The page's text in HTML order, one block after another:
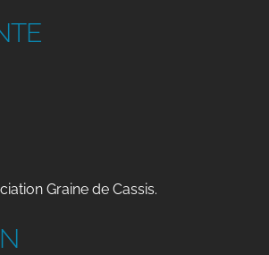
Graine de Cassis.